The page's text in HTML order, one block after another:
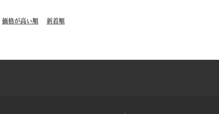
価格が高い順 新着順